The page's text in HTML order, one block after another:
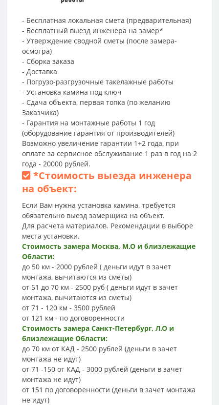
- Бесплатная локальная смета (предварительная)
- Бесплатный выезд инженера на замер*
- Утверждение сводной сметы (после замера-
осмотра)
- Сборка заказа
- Доставка
- Погрузо-разгрузочные такелажные работы
- Установка камина под ключ
- Сдача объекта, первая топка (по желанию
Заказчика)
- Гарантия на монтажные работы 1 год
(оборудование гарантия от производителей)
Возможно увеличение гарантии 1+2 года, при
оплате за сервисное обслуживание 1 раз в год на 2
года - 20000 рублей.
*Стоимость выезда инженера
на объект:
Если Вам нужна установка камина, требуется
обязательно выезд замерщика на объект.
Для расчета материалов. Рекомендации в выборе
места установки.
Стоимость замера Москва, М.О и близлежащие
Области:
до 50 км - 2000 рублей ( деньги идут в зачет
монтажа, вычитаются из сметы)
от 51 до 70 км - 2500 руб ( деньги идут в зачет
монтажа, вычитаются из сметы)
от 71 - 120 км - 3500 рублей
от 121 км - по договоренности
Стоимость замера Санкт-Петербург, Л.О и
близлежащие Области:
до 70 км от КАД - 2500 рублей (деньги в зачет
монтажа не идут)
от 71 -150 от КАД - 3000 рублей (деньги в зачет
монтажа не идут)
от 151 по договоренности (деньги в зачет монтажа
не идут)